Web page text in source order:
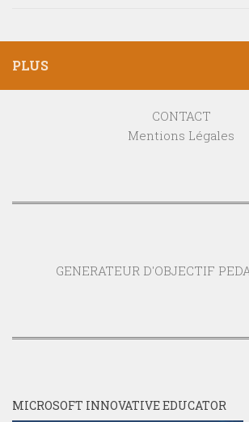
PLUS
CONTACT
Mentions Légales
GENERATEUR D'OBJECTIF
MICROSOFT INNOVATIVE EDUCATOR